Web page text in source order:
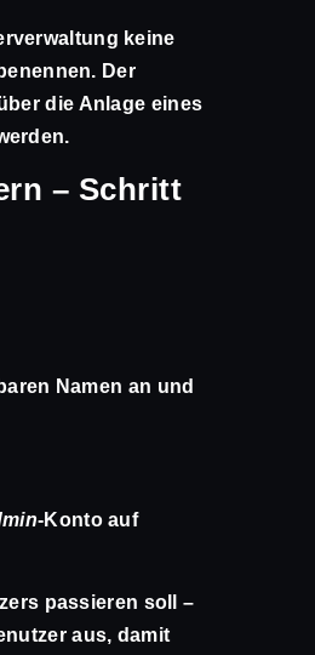
keine
Der
die Anlage eines
– Schritt
Namen an und
-Konto auf
passieren soll –
aus, damit